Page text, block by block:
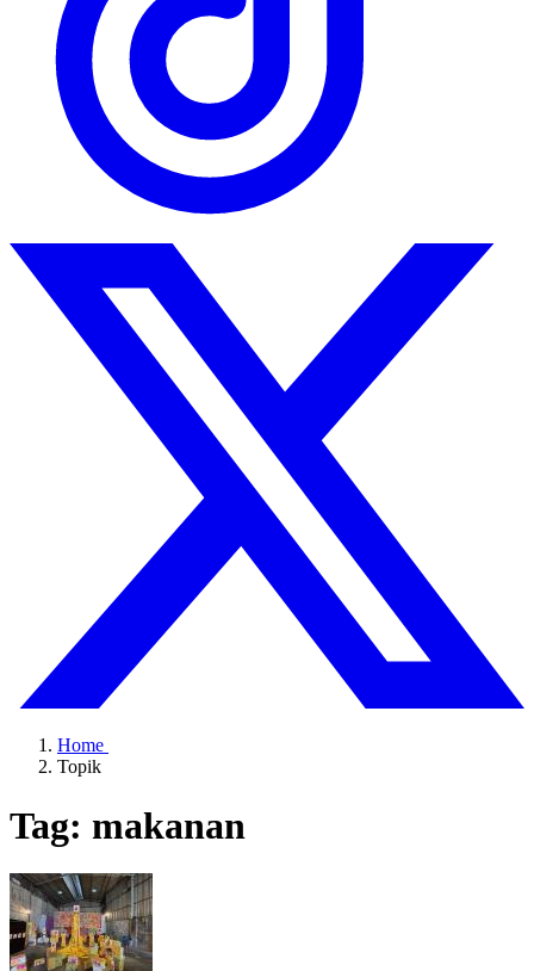
Home
Topik
Tag: makanan